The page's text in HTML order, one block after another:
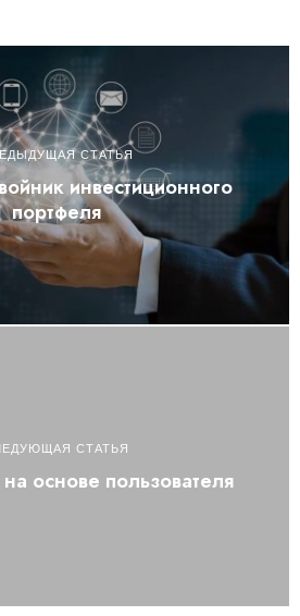
СТАТЬЯ
инвестиционного
портфеля
СТАТЬЯ
основе пользователя